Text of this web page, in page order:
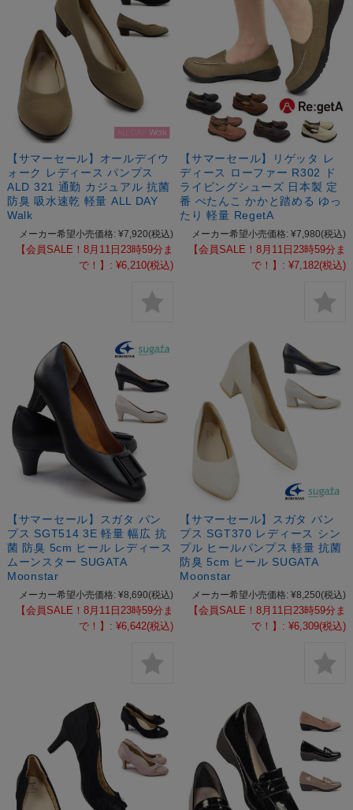
【サマーセール】オールデイウ
ォーク レディース パンプス
ALD 321 通勤 カジュアル 抗菌
防臭 吸水速乾 軽量 ALL DAY
Walk
メーカー希望小売価格: ¥7,920(税込)
【会員SALE！8月11日23時59分ま
で！】: ¥6,210(税込)
【サマーセール】リゲッタ レ
ディース ローファー R302 ド
ライビングシューズ 日本製 定
番 ぺたんこ かかと踏める ゆっ
たり 軽量 RegetA
メーカー希望小売価格: ¥7,980(税込)
【会員SALE！8月11日23時59分ま
で！】: ¥7,182(税込)
【サマーセール】スガタ パン
プス SGT514 3E 軽量 幅広 抗
菌 防臭 5cm ヒール レディース
ムーンスター SUGATA
Moonstar
メーカー希望小売価格: ¥8,690(税込)
【会員SALE！8月11日23時59分ま
で！】: ¥6,642(税込)
【サマーセール】スガタ パン
プス SGT370 レディース シン
プル ヒールパンプス 軽量 抗菌
防臭 5cm ヒール SUGATA
Moonstar
メーカー希望小売価格: ¥8,250(税込)
【会員SALE！8月11日23時59分ま
で！】: ¥6,309(税込)